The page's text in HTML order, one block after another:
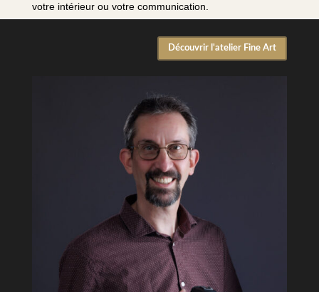
votre intérieur ou votre communication.
Découvrir l'atelier Fine Art